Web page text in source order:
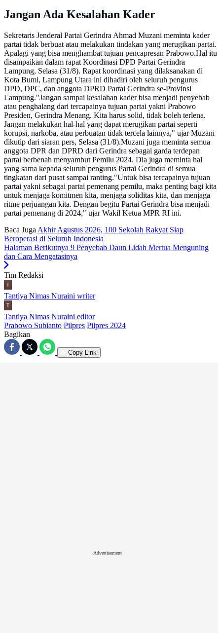
Jangan Ada Kesalahan Kader
Sekretaris Jenderal Partai Gerindra Ahmad Muzani meminta kader
partai tidak berbuat atau melakukan tindakan yang merugikan partai.
Apalagi yang bisa menghambat tujuan pencapresan Prabowo.Hal itu
disampaikan dalam rapat Koordinasi DPD Partai Gerindra
Lampung, Selasa (31/8). Rapat koordinasi yang dilaksanakan di
Kota Bumi, Lampung Utara ini dihadiri oleh seluruh pengurus
DPD, DPC, dan anggota DPRD Partai Gerindra se-Provinsi
Lampung."Jangan sampai kesalahan kader bisa menjadi penyebab
atau penghalang dari tercapainya tujuan partai yakni Prabowo
Presiden, Gerindra Menang. Kita harus solid, tidak boleh terlena.
Jangan melakukan hal-hal yang dapat merugikan partai seperti
korupsi, narkoba, atau perbuatan tidak tercela lainnya," ujar Muzani
dikutip dari siaran pers, Selasa (31/8).Muzani juga meminta semua
anggota DPR dan DPRD dari Gerindra sebagai garda terdepan
partai berbenah menyambut Pemilu 2024. Dia juga meminta hal
yang sama kepada seluruh pengurus Partai Gerindra di semua
tingkatan dari pusat sampai ranting."Untuk bisa tercapainya tujuan
partai yakni sebagai partai pemenang pemilu, maka penting bagi kita
untuk menjaga komitmen kita, menjaga soliditas kita, dan menjaga
ritme perjuangan kita. Dengan begitu Partai Gerindra bisa menjadi
partai pemenang di 2024," ujar Wakil Ketua MPR RI ini.
Baca Juga Akhir Agustus 2026, 100 Sekolah Rakyat Siap
Beroperasi di Seluruh Indonesia
Halaman Berikutnya 9 Penyebab Daun Lidah Mertua Menguning
dan Cara Mengatasinya
Tim Redaksi
Tantiya Nimas Nuraini writer
Tantiya Nimas Nuraini editor
Prabowo Subianto Pilpres Pilpres 2024
Bagikan
Copy Link
Advertisement